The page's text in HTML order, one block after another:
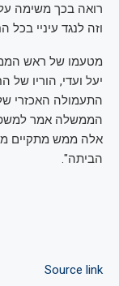
רואה בכך משימה
וזה לנגד עיניי
מטעמו של ראש
יעל ועדי, הוריו של
התעמולה האכזרי
הממשלה אמר
אלה ממש מתקיים
הביתה".
Source link